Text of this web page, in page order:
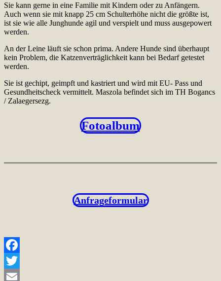
Sie kann gerne in eine Familie mit Kindern oder zu Anfängern.
Auch wenn sie mit knapp 25 cm Schulterhöhe nicht die größte ist,
ist sie wie alle Junghunde agil und verspielt und muss ausgepowert
werden.
An der Leine läuft sie schon prima. Andere Hunde sind überhaupt
kein Problem, die Katzenverträglichkeit kann bei Bedarf getestet
werden.
Sie ist gechipt, geimpft und kastriert und wird mit EU- Pass und
Gesundheitscheck vermittelt. Maszola befindet sich im TH Bogancs
/ Zalaegersezg.
Fotoalbum
Anfrageformular
Facebook
Twitter